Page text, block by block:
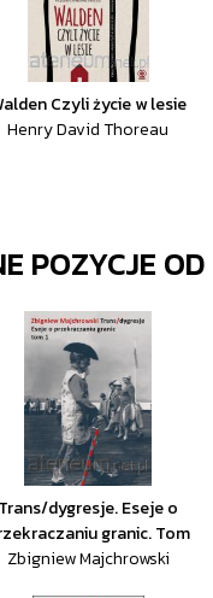
Czyli życie w lesie
Henry David Thoreau
POZYCJE OD
Trans/dygresje. Eseje o
granic. Tom
Zbigniew Majchrowski